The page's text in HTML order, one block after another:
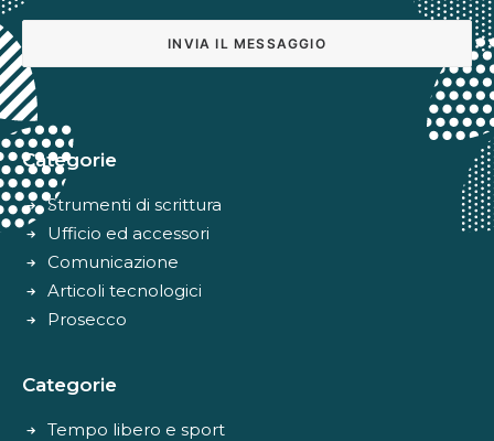
Categorie
Strumenti di scrittura
Ufficio ed accessori
Comunicazione
Articoli tecnologici
Prosecco
Categorie
Tempo libero e sport